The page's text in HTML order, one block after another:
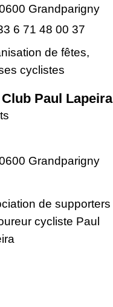
Grandparigny
6 71 48 00 37
de fêtes,
cyclistes
Club Paul Lapeira
Grandparigny
de supporters
cycliste Paul